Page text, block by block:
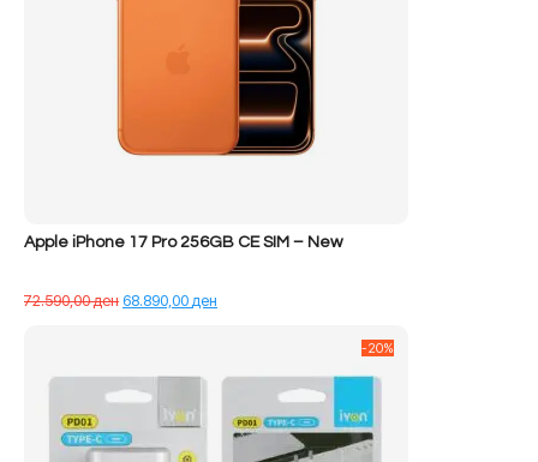
Apple iPhone 17 Pro 256GB CE SIM – New
72.590,00денÇmimi
68.890,00ден
68.890,00 ден.
-20%